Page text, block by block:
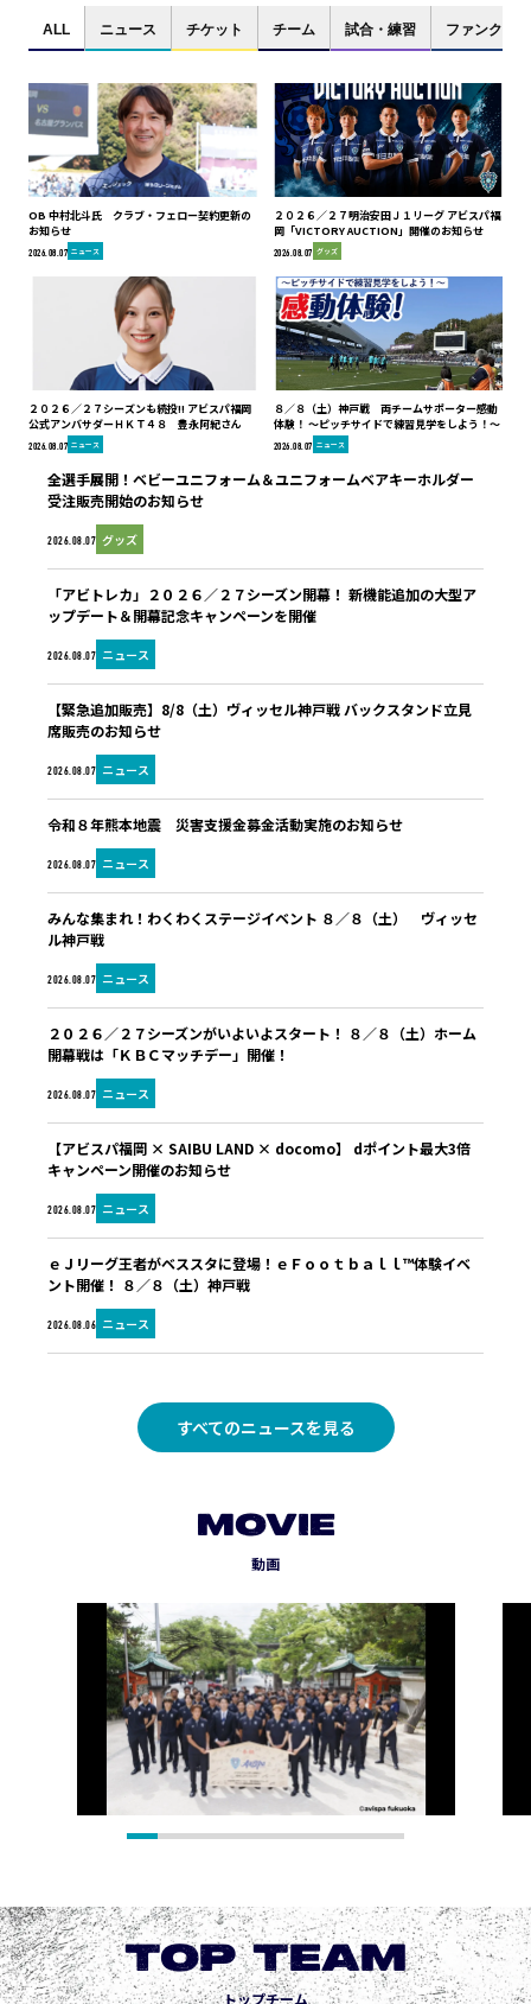
ALL ニュース チケット チーム 試合・練習 ファンクラブ
OB 中村北斗氏 クラブ・フェロー契約更新の
お知らせ
2026.08.07 ニュース
２０２６／２７明治安田Ｊ１リーグ アビスパ福
岡「VICTORY AUCTION」開催のお知らせ
2026.08.07 グッズ
２０２６／２７シーズンも続投!! アビスパ福岡
公式アンバサダーＨＫＴ４８ 豊永阿紀さん
2026.08.07 ニュース
８／８（土）神戸戦 両チームサポーター感動
体験！ ～ピッチサイドで練習見学をしよう！～
2026.08.07 ニュース
2026.08.07 グッズ
全選手展開！ベビーユニフォーム＆ユニフォームベアキーホルダー
受注販売開始のお知らせ
2026.08.07 ニュース
「アビトレカ」２０２６／２７シーズン開幕！ 新機能追加の大型ア
ップデート＆開幕記念キャンペーンを開催
2026.08.07 ニュース
【緊急追加販売】8/8（土）ヴィッセル神戸戦 バックスタンド立見
席販売のお知らせ
2026.08.07 ニュース
令和８年熊本地震 災害支援金募金活動実施のお知らせ
2026.08.07 ニュース
みんな集まれ！わくわくステージイベント ８／８（土） ヴィッセ
ル神戸戦
2026.08.07 ニュース
２０２６／２７シーズンがいよいよスタート！ ８／８（土）ホーム
開幕戦は「ＫＢＣマッチデー」開催！
2026.08.07 ニュース
【アビスパ福岡 × SAIBU LAND × docomo】 dポイント最大3倍
キャンペーン開催のお知らせ
2026.08.06 ニュース
ｅＪリーグ王者がベススタに登場！ｅＦｏｏｔｂａｌｌ™体験イベ
ント開催！ ８／８（土）神戸戦
すべてのニュースを見る
MOVIE
動画
TOP TEAM
トップチーム